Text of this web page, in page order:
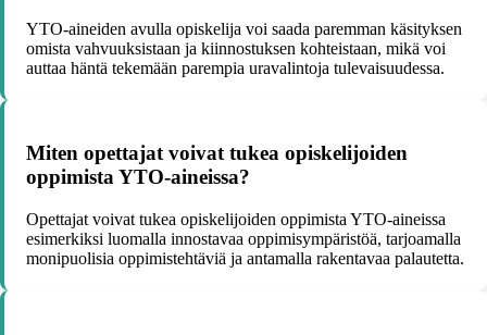
YTO-aineiden avulla opiskelija voi saada paremman käsityksen
omista vahvuuksistaan ja kiinnostuksen kohteistaan, mikä voi
auttaa häntä tekemään parempia uravalintoja tulevaisuudessa.
Miten opettajat voivat tukea opiskelijoiden
oppimista YTO-aineissa?
Opettajat voivat tukea opiskelijoiden oppimista YTO-aineissa
esimerkiksi luomalla innostavaa oppimisympäristöä, tarjoamalla
monipuolisia oppimistehtäviä ja antamalla rakentavaa palautetta.